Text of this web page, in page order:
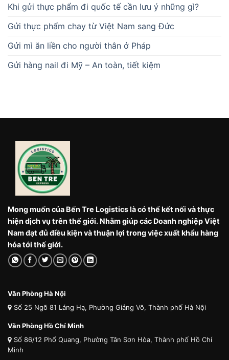
Khi gửi thực phẩm đi quốc tế cần lưu ý những gì?
Gửi thực phẩm chay từ Việt Nam sang Đức
Gửi mì ăn liền cho người thân ở Pháp
Gửi hàng nail đi Mỹ – An toàn, tiết kiệm
Mong muốn của Bến Tre Logistics là có thể kết nối và thực
hiện dịch vụ trên thế giới. Nhằm giúp các Doanh nghiệp Việt
Nam đạt đủ điều kiện và thuận lợi trong việc xuất khẩu hàng
hóa tới thế giới.
Văn Phòng Hà Nội
Số 25 Ngõ 81 Láng Hạ, Phường Giảng Võ, Thành phố Hà Nội
Văn Phòng Hồ Chí Minh
Số 86/12 Phổ Quang, Phường Tân Sơn Hòa, Thành phố Hồ Chí
Minh